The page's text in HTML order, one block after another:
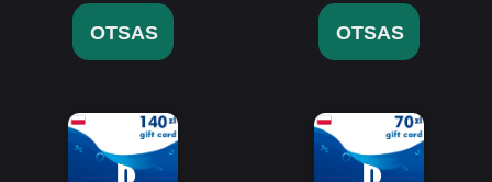
OTSAS OTSAS